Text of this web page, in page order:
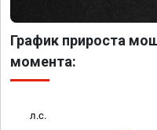
График прироста
момента:
л.с.